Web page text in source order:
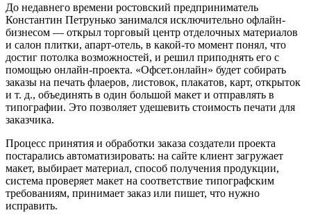
До недавнего времени ростовский предприниматель
Константин Петрунько занимался исключительно офлайн-
бизнесом — открыл торговый центр отделочных материалов
и салон плитки, апарт-отель, в какой-то момент понял, что
достиг потолка возможностей, и решил приподнять его с
помощью онлайн-проекта. «Офсет.онлайн» будет собирать
заказы на печать флаеров, листовок, плакатов, карт, открыток
и т. д., объединять в один большой макет и отправлять в
типографии. Это позволяет удешевить стоимость печати для
заказчика.
Процесс принятия и обработки заказа создатели проекта
постарались автоматизировать: на сайте клиент загружает
макет, выбирает материал, способ получения продукции,
система проверяет макет на соответствие типографским
требованиям, принимает заказ или пишет, что нужно
исправить.